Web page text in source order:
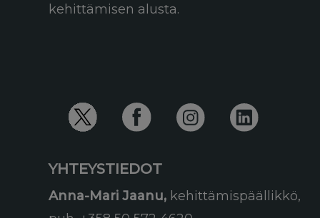
kehittämisen alusta.
YHTEYSTIEDOT
Anna-Mari Jaanu, kehittämispäällikkö,